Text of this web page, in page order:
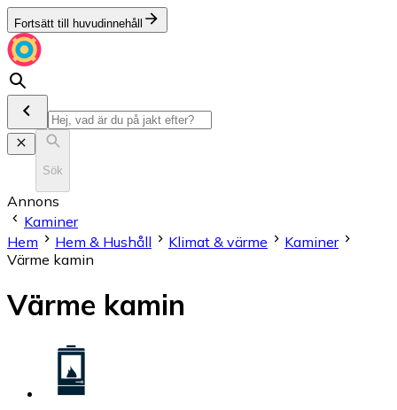
Fortsätt till huvudinnehåll
Sök
Annons
Kaminer
Hem
Hem & Hushåll Klimat & värme
Kaminer
Värme kamin
Värme kamin